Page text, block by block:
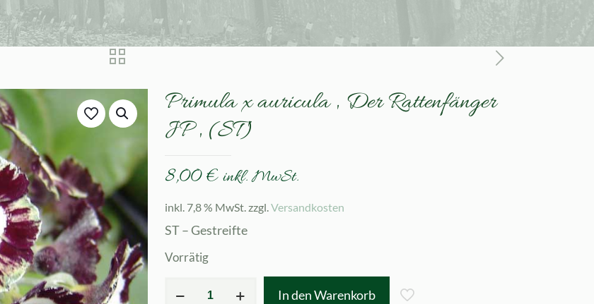
Primula x auricula ‚ Der Rattenfänger
JP ‚ (ST)
8,00€ inkl. MwSt.
inkl. 7,8 % MwSt.zzgl.Versandkosten
ST – Gestreifte
Vorrätig
In den Warenkorb